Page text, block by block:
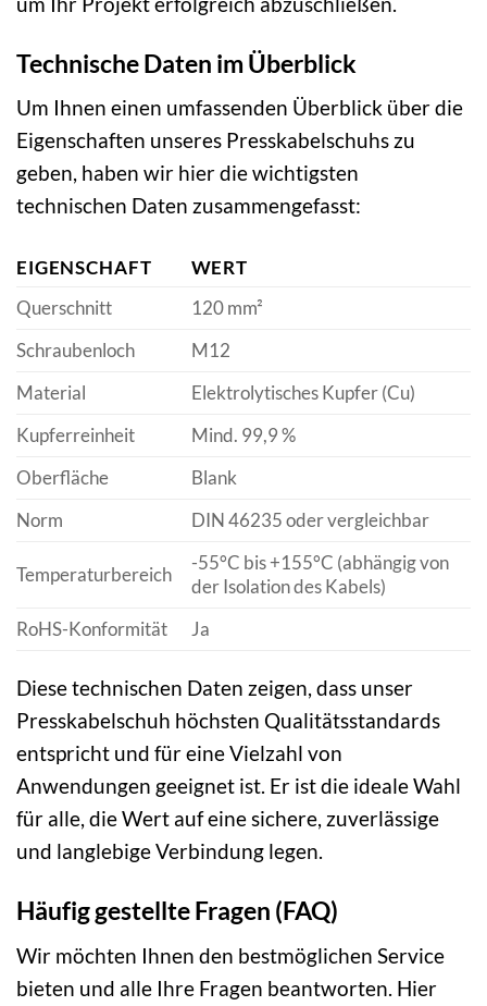
Technische Daten im Überblick
Um Ihnen einen umfassenden Überblick über die
Eigenschaften unseres Presskabelschuhs zu
geben, haben wir hier die wichtigsten
technischen Daten zusammengefasst:
EIGENSCHAFT
WERT
Querschnitt
120 mm²
Schraubenloch
M12
Material
Elektrolytisches Kupfer (Cu)
Kupferreinheit
Mind. 99,9 %
Oberfläche
Blank
Norm
DIN 46235 oder vergleichbar
Temperaturbereich
-55°C bis +155°C (abhängig von
der Isolation des Kabels)
RoHS-Konformität
Ja
Diese technischen Daten zeigen, dass unser
Presskabelschuh höchsten Qualitätsstandards
entspricht und für eine Vielzahl von
Anwendungen geeignet ist. Er ist die ideale Wahl
für alle, die Wert auf eine sichere, zuverlässige
und langlebige Verbindung legen.
Häufig gestellte Fragen (FAQ)
Wir möchten Ihnen den bestmöglichen Service
bieten und alle Ihre Fragen beantworten. Hier